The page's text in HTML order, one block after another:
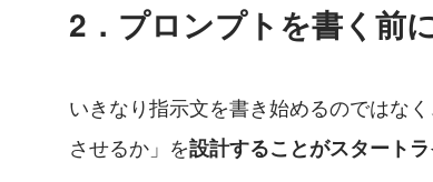
2．プロンプトを書く前
いきなり指示文を書き始めるのではな
させるか」を設計することがスタート